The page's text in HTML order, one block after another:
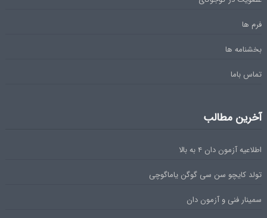
فرم ها
بخشنامه ها
تماس باما
آخرین مطالب
اطلاعیه آزمون دان ۴ به بالا
تولد کایچو سن سی گوگن یاماگوچی
سمینار فنی و آزمون دان